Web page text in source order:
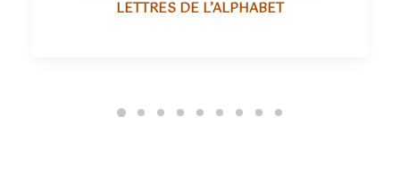
LETTRES DE L’ALPHABET